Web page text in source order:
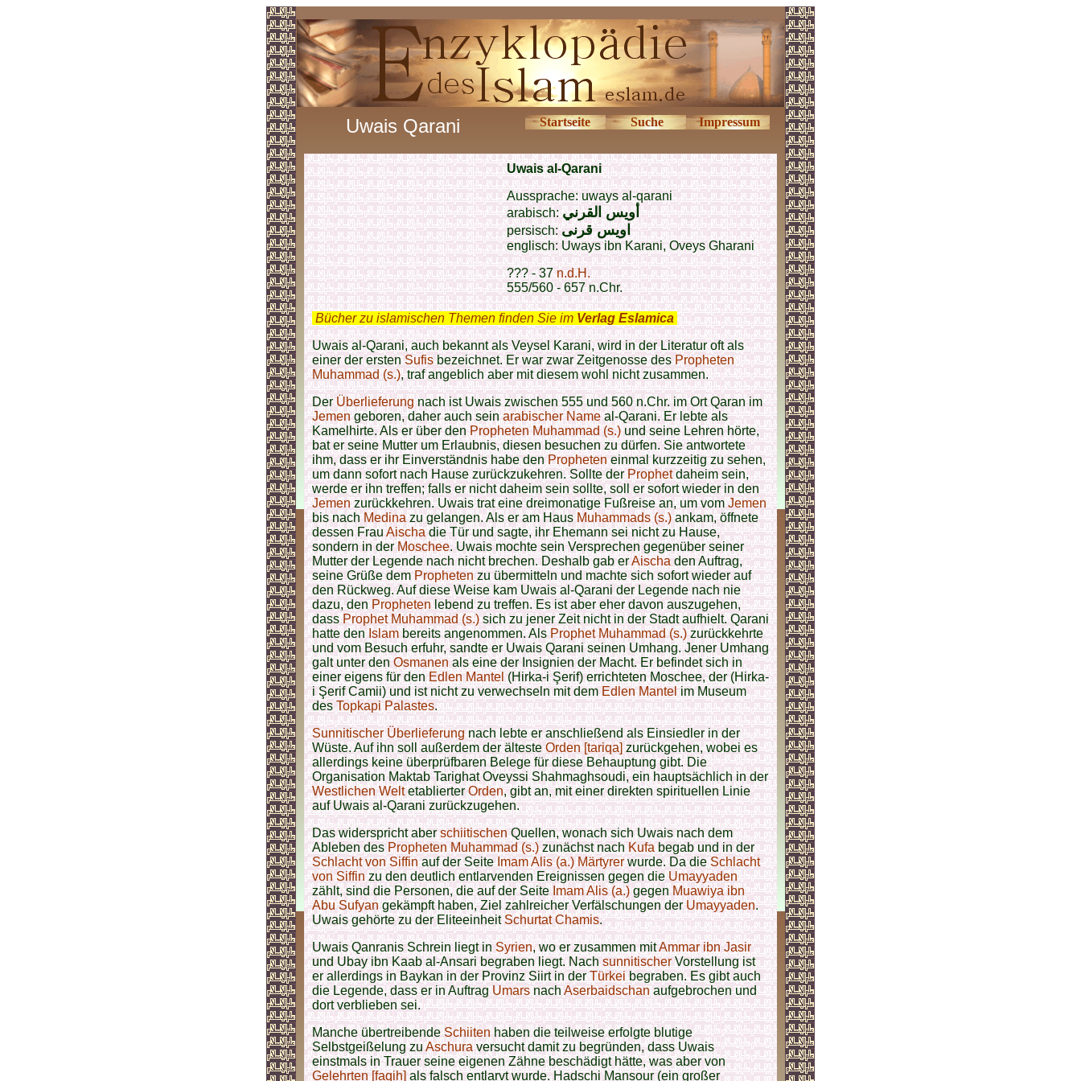
Uwais Qarani Startseite Suche Impressum
Uwais al-Qarani
Aussprache: uways al-qarani
arabisch:أويس القرني
persisch:اویس قرنی
englisch: Uways ibn Karani, Oveys Gharani
??? - 37 n.d.H.
555/560 - 657 n.Chr.
Bücher zu islamischen Themen finden Sie im Verlag Eslamica
Uwais al-Qarani, auch bekannt als Veysel Karani, wird in der Literatur oft als
einer der erstenSufisbezeichnet. Er war zwar Zeitgenosse desPropheten
Muhammad (s.), traf angeblich aber mit diesem wohl nicht zusammen.
DerÜberlieferungnach ist Uwais zwischen 555 und 560 n.Chr. im Ort Qaran im
Jemengeboren, daher auch seinarabischer Nameal-Qarani. Er lebte als
Kamelhirte. Als er über denPropheten Muhammad (s.)und seine Lehren hörte,
bat er seine Mutter um Erlaubnis, diesen besuchen zu dürfen. Sie antwortete
ihm, dass er ihr Einverständnis habe denPropheteneinmal kurzzeitig zu sehen,
um dann sofort nach Hause zurückzukehren. Sollte derProphetdaheim sein,
werde er ihn treffen; falls er nicht daheim sein sollte, soll er sofort wieder in den
Jemenzurückkehren. Uwais trat eine dreimonatige Fußreise an, um vomJemen
bis nachMedinazu gelangen. Als er am HausMuhammads (s.)ankam, öffnete
dessen FrauAischadie Tür und sagte, ihr Ehemann sei nicht zu Hause,
sondern in derMoschee. Uwais mochte sein Versprechen gegenüber seiner
Mutter der Legende nach nicht brechen. Deshalb gab erAischaden Auftrag,
seine Grüße demProphetenzu übermitteln und machte sich sofort wieder auf
den Rückweg. Auf diese Weise kam Uwais al-Qarani der Legende nach nie
dazu, denProphetenlebend zu treffen. Es ist aber eher davon auszugehen,
dassProphet Muhammad (s.)sich zu jener Zeit nicht in der Stadt aufhielt. Qarani
hatte denIslambereits angenommen. AlsProphet Muhammad (s.)zurückkehrte
und vom Besuch erfuhr, sandte er Uwais Qarani seinen Umhang. Jener Umhang
galt unter denOsmanenals eine der Insignien der Macht. Er befindet sich in
einer eigens für denEdlen Mantel(Hirka-i Şerif) errichteten Moschee, der (Hirka-
i Şerif Camii) und ist nicht zu verwechseln mit demEdlen Mantelim Museum
desTopkapi Palastes.
Sunnitischer Überlieferungnach lebte er anschließend als Einsiedler in der
Wüste. Auf ihn soll außerdem der ältesteOrden [tariqa]zurückgehen, wobei es
allerdings keine überprüfbaren Belege für diese Behauptung gibt. Die
Organisation Maktab Tarighat Oveyssi Shahmaghsoudi, ein hauptsächlich in der
Westlichen WeltetablierterOrden, gibt an, mit einer direkten spirituellen Linie
auf Uwais al-Qarani zurückzugehen.
Das widerspricht aberschiitischenQuellen, wonach sich Uwais nach dem
Ableben desPropheten Muhammad (s.)zunächst nachKufabegab und in der
Schlacht von Siffinauf der SeiteImam Alis (a.) Märtyrerwurde. Da dieSchlacht
von Siffinzu den deutlich entlarvenden Ereignissen gegen dieUmayyaden
zählt, sind die Personen, die auf der SeiteImam Alis (a.)gegenMuawiya ibn
Abu Sufyangekämpft haben, Ziel zahlreicher Verfälschungen derUmayyaden.
Uwais gehörte zu der EliteeinheitSchurtat Chamis.
Uwais Qanranis Schrein liegt inSyrien, wo er zusammen mitAmmar ibn Jasir
und Ubay ibn Kaab al-Ansari begraben liegt. Nachsunnitischer Vorstellung ist
er allerdings in Baykan in der Provinz Siirt in derTürkeibegraben. Es gibt auch
die Legende, dass er in AuftragUmarsnachAserbaidschanaufgebrochen und
dort verblieben sei.
Manche übertreibendeSchiitenhaben die teilweise erfolgte blutige
Selbstgeißelung zuAschuraversucht damit zu begründen, dass Uwais
einstmals in Trauer seine eigenen Zähne beschädigt hätte, was aber von
Gelehrten [faqih]als falsch entlarvt wurde. Hadschi Mansour (ein großer